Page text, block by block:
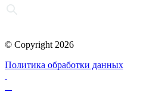
© Copyright 2026
Политика обработки данных